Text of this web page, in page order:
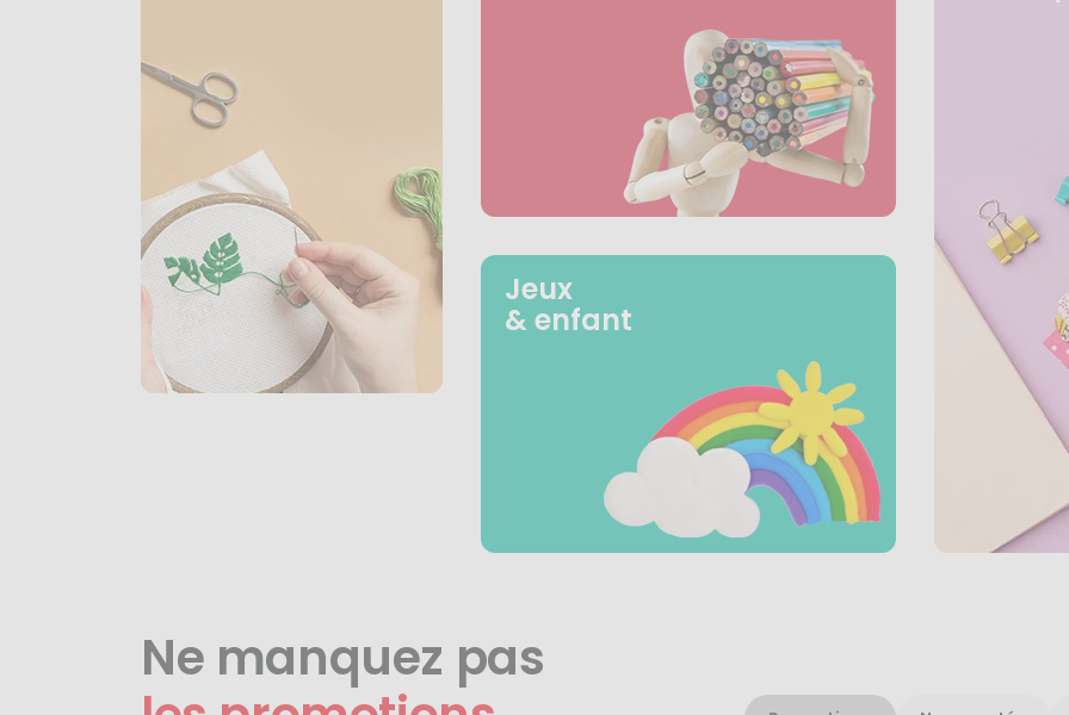
Jeux
& enfant
Ne manquez pas